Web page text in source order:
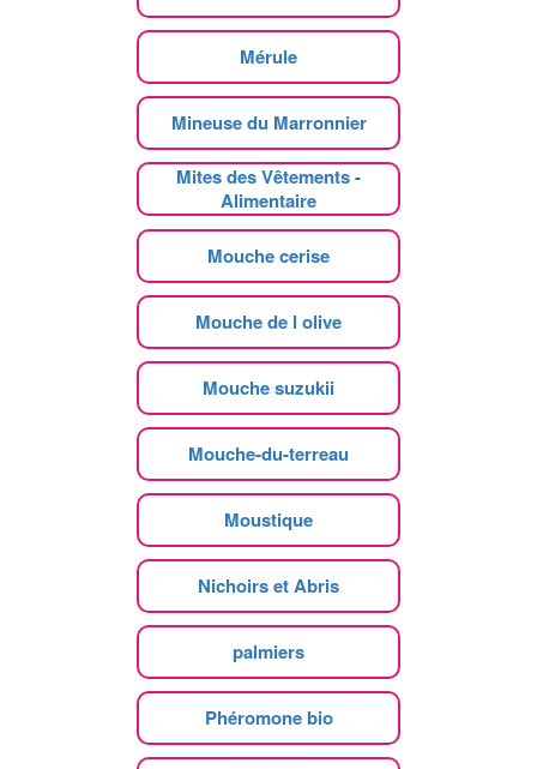
Mérule
Mineuse du Marronnier
Mites des Vêtements -
Alimentaire
Mouche cerise
Mouche de l olive
Mouche suzukii
Mouche-du-terreau
Moustique
Nichoirs et Abris
palmiers
Phéromone bio